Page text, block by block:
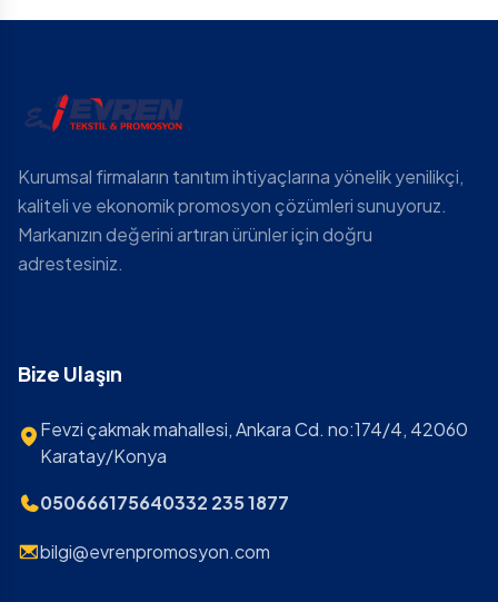
Kurumsal firmaların tanıtım ihtiyaçlarına yönelik yenilikçi,
kaliteli ve ekonomik promosyon çözümleri sunuyoruz.
Markanızın değerini artıran ürünler için doğru
adrestesiniz.
Bize Ulaşın
Fevzi çakmak mahallesi, Ankara Cd. no:174/4, 42060
Karatay/Konya
050666175640332 235 1877
bilgi@evrenpromosyon.com